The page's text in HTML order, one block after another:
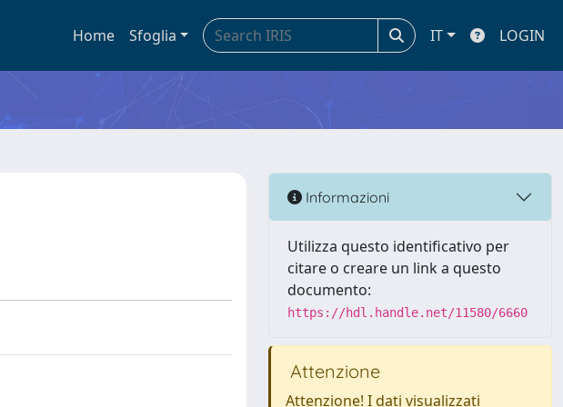
Home Sfoglia IT LOGIN
Informazioni
Utilizza questo identificativo per
citare o creare un link a questo
documento:
https://hdl.handle.net/11580/6660
Attenzione
Attenzione! I dati visualizzati